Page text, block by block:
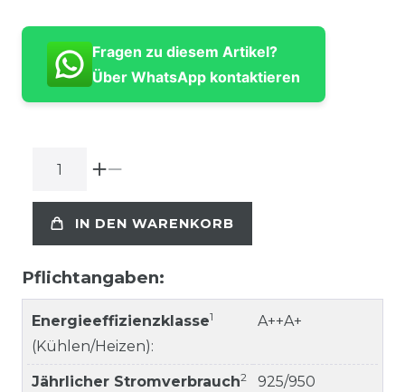
Fragen zu diesem Artikel?
Über WhatsApp kontaktieren
IN DEN WARENKORB
Pflichtangaben:
Energieeffizienzklasse1
(Kühlen/Heizen):
A++A+
Jährlicher Stromverbrauch2 925/950